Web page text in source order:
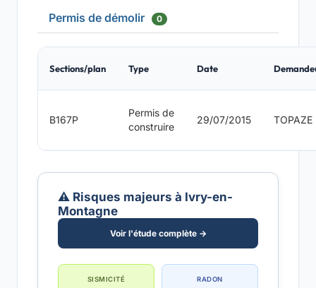
Permis de démolir 0
Sections/plan Type Date
B167P
Permis de
construire
29/07/2015 TOPAZE
⚠️ Risques majeurs à Ivry-en-
Montagne
Voir l'étude complète →
SISMICITÉ RADON